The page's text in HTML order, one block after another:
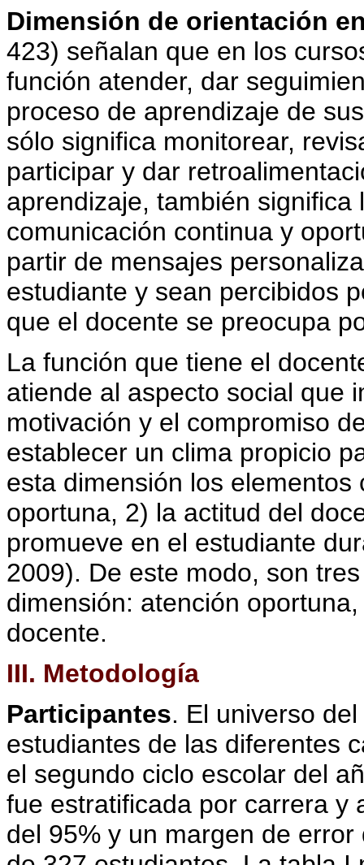
Dimensión de orientación
423) señalan que en los
función atender, dar
proceso de aprendizaje de
sólo significa monitorear,
participar y dar
aprendizaje, también
comunicación continua y
partir de mensajes
estudiante y sean percibidos
que el docente se preocupa
La función que tiene el
atiende al aspecto social que
motivación y el compromiso
establecer un clima propicio
esta dimensión los
oportuna, 2) la actitud del
promueve en el estudiante
2009). De este modo, son
dimensión: atención
docente.
III. Metodología
Participantes. El universo
estudiantes de las diferentes
el segundo ciclo escolar del
fue estratificada por carrera y
del 95% y un margen de